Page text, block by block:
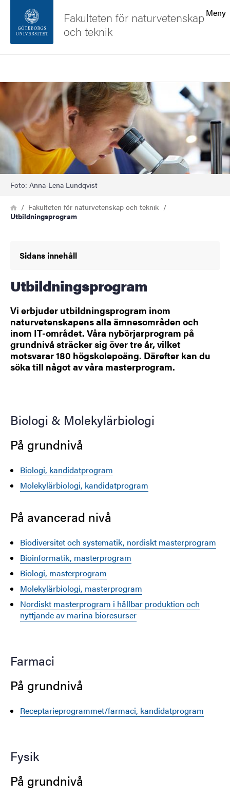
Sidfoten
Om webbplatsen
Meny
Fakulteten för naturvetenskap
och teknik
Bild
Foto: Anna-Lena Lundqvist
Länkstig
HemFakulteten för naturvetenskap och teknik
Utbildningsprogram
Sidans innehåll
Utbildningsprogram
Vi erbjuder utbildningsprogram inom
naturvetenskapens alla ämnesområden och
inom IT-området. Våra nybörjarprogram på
grundnivå sträcker sig över tre år, vilket
motsvarar 180 högskolepoäng. Därefter kan du
söka till något av våra masterprogram.
Biologi & Molekylärbiologi
På grundnivå
Biologi, kandidatprogram
Molekylärbiologi, kandidatprogram
På avancerad nivå
Biodiversitet och systematik, nordiskt masterprogram
Bioinformatik, masterprogram
Biologi, masterprogram
Molekylärbiologi, masterprogram
Nordiskt masterprogram i hållbar produktion och
nyttjande av marina bioresurser
Farmaci
På grundnivå
Receptarieprogrammet/farmaci, kandidatprogram
Fysik
På grundnivå